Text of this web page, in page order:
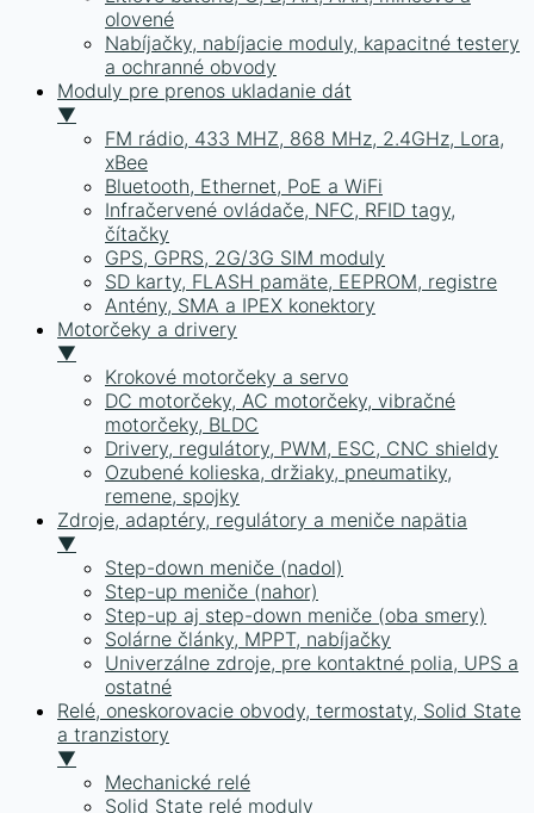
olovené
Nabíjačky, nabíjacie moduly, kapacitné testery
a ochranné obvody
Moduly pre prenos ukladanie dát
▼
FM rádio, 433 MHZ, 868 MHz, 2.4GHz, Lora,
xBee
Bluetooth, Ethernet, PoE a WiFi
Infračervené ovládače, NFC, RFID tagy,
čítačky
GPS, GPRS, 2G/3G SIM moduly
SD karty, FLASH pamäte, EEPROM, registre
Antény, SMA a IPEX konektory
Motorčeky a drivery
▼
Krokové motorčeky a servo
DC motorčeky, AC motorčeky, vibračné
motorčeky, BLDC
Drivery, regulátory, PWM, ESC, CNC shieldy
Ozubené kolieska, držiaky, pneumatiky,
remene, spojky
Zdroje, adaptéry, regulátory a meniče napätia
▼
Step-down meniče (nadol)
Step-up meniče (nahor)
Step-up aj step-down meniče (oba smery)
Solárne články, MPPT, nabíjačky
Univerzálne zdroje, pre kontaktné polia, UPS a
ostatné
Relé, oneskorovacie obvody, termostaty, Solid State
a tranzistory
▼
Mechanické relé
Solid State relé moduly